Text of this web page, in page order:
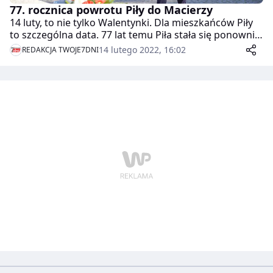
77. rocznica powrotu Piły do Macierzy
14 luty, to nie tylko Walentynki. Dla mieszkańców Piły
to szczególna data. 77 lat temu Piła stała się ponownie
częścią państwa Polskiego, a data 14 lutego zapisała
się w historii jako symboliczna dla naszego miasta i
REDAKCJA TWOJE7DNI14 lutego 2022, 16:02